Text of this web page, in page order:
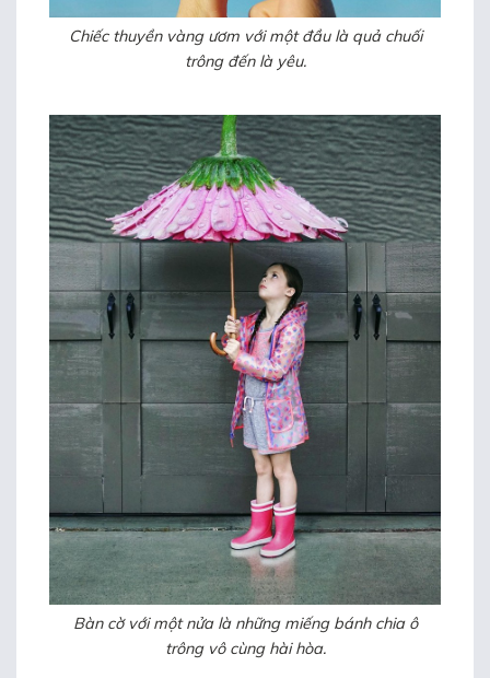
Chiếc thuyền vàng ươm với một đầu là quả chuối
trông đến là yêu.
Bàn cờ với một nửa là những miếng bánh chia ô
trông vô cùng hài hòa.